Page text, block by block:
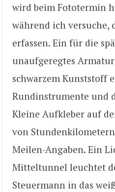
wird beim Fototermin
während ich versuche,
erfassen. Ein für die
unaufgeregtes
schwarzem Kunststoff
Rundinstrumente und
Kleine Aufkleber auf
von
Meilen-Angaben. Ein
Mitteltunnel leuchtet
Steuermann in das